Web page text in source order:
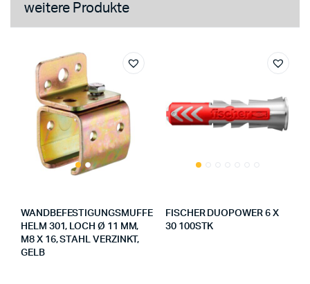
weitere Produkte
WANDBEFESTIGUNGSMUFFE
HELM 301, LOCH Ø 11 MM,
M8 X 16, STAHL VERZINKT,
GELB
FISCHER DUOPOWER 6 X
30 100STK